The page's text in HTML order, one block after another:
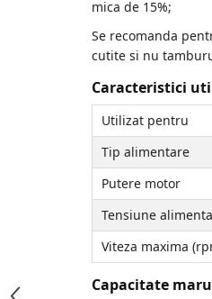
Aparate lipit tevi
Atomizoare si pompe de stropit
Utilaje Gradinarit
Compresoare
Accesorii Compresoare
Articole uz casnic
Intretinere locuinta
Iluminat si electrice
mica de 15%;
Se recomanda
cutite si nu
Caracteristici
Utilizat pentru
Tip alimentare
Putere motor
Tensiune
Viteza maxima
Capacitate